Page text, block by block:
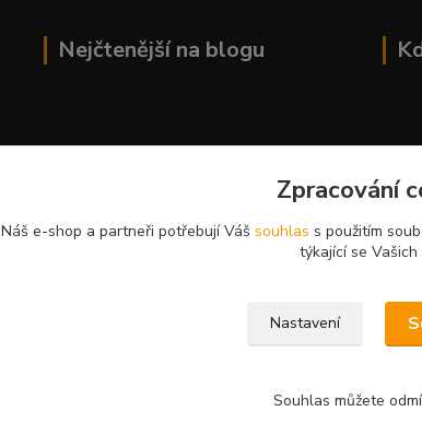
Nejčtenější na blogu
Zpracování
Náš e-shop a partneři potřebují Váš souhlas s použitím
týkající se Vašich
Nastavení
Souhlas můžete